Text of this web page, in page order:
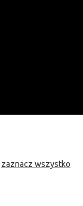
zaznacz wszystko